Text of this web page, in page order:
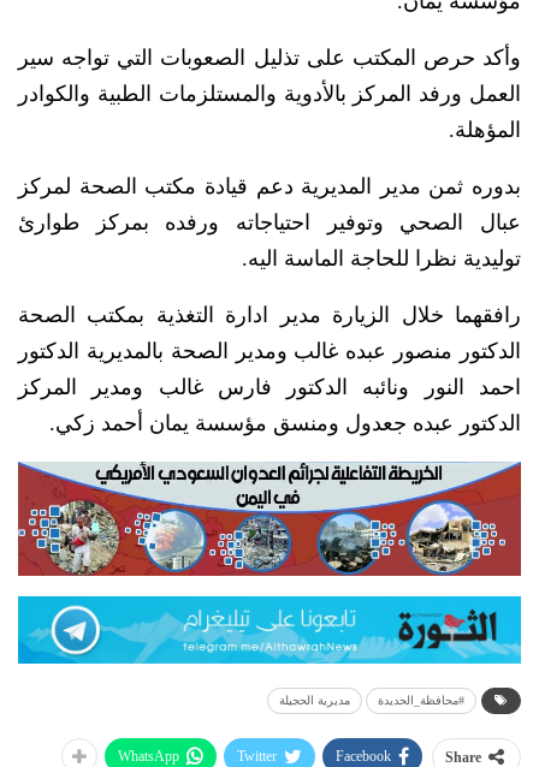
وأكد حرص المكتب على تذليل الصعوبات التي تواجه سير
العمل ورفد المركز بالأدوية والمستلزمات الطبية والكوادر
المؤهلة.
بدوره ثمن مدير المديرية دعم قيادة مكتب الصحة لمركز
عبال الصحي وتوفير احتياجاته ورفده بمركز طوارئ
توليدية نظرا للحاجة الماسة اليه.
رافقهما خلال الزيارة مدير ادارة التغذية بمكتب الصحة
الدكتور منصور عبده غالب ومدير الصحة بالمديرية الدكتور
احمد النور ونائبه الدكتور فارس غالب ومدير المركز
الدكتور عبده جعدول ومنسق مؤسسة يمان أحمد زكي.
#محافظة_الحديدة مديرية الحجيلة
Share
Facebook
Twitter
WhatsApp